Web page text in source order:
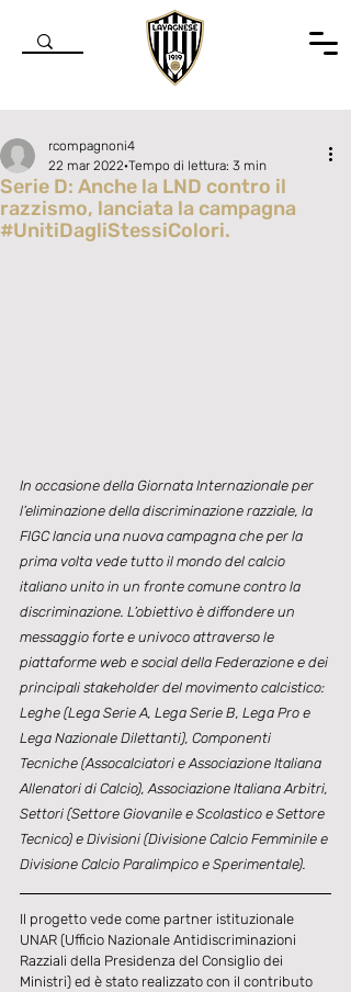
Serie D: Anche la LND contro il
razzismo, lanciata la campagna
#UnitiDagliStessiColori.
rcompagnoni4
22 mar 2022 Tempo di lettura: 3 min
In occasione della Giornata Internazionale per
l’eliminazione della discriminazione razziale, la
FIGC lancia una nuova campagna che per la
prima volta vede tutto il mondo del calcio
italiano unito in un fronte comune contro la
discriminazione. L’obiettivo è diffondere un
messaggio forte e univoco attraverso le
piattaforme web e social della Federazione e dei
principali stakeholder del movimento calcistico:
Leghe (Lega Serie A, Lega Serie B, Lega Pro e
Lega Nazionale Dilettanti), Componenti
Tecniche (Assocalciatori e Associazione Italiana
Allenatori di Calcio), Associazione Italiana Arbitri,
Settori (Settore Giovanile e Scolastico e Settore
Tecnico) e Divisioni (Divisione Calcio Femminile e
Divisione Calcio Paralimpico e Sperimentale).
Il progetto vede come partner istituzionale
UNAR (Ufficio Nazionale Antidiscriminazioni
Razziali della Presidenza del Consiglio dei
Ministri) ed è stato realizzato con il contributo